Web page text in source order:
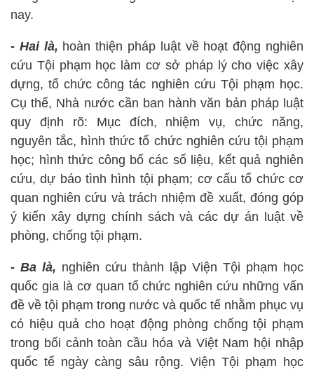
nay.
- Hai là, hoàn thiện pháp luật về hoạt động nghiên
cứu Tội phạm học làm cơ sở pháp lý cho việc xây
dựng, tổ chức công tác nghiên cứu Tội phạm học.
Cụ thể, Nhà nước cần ban hành văn bản pháp luật
quy định rõ: Mục đích, nhiệm vụ, chức năng,
nguyên tắc, hình thức tổ chức nghiên cứu tội phạm
học; hình thức công bố các số liệu, kết quả nghiên
cứu, dự báo tình hình tội phạm; cơ cấu tổ chức cơ
quan nghiên cứu và trách nhiệm đề xuất, đóng góp
ý kiến xây dựng chính sách và các dự án luật về
phòng, chống tội phạm.
- Ba là, nghiên cứu thành lập Viện Tội phạm học
quốc gia là cơ quan tổ chức nghiên cứu những vấn
đề về tội phạm trong nước và quốc tế nhằm phục vụ
có hiệu quả cho hoạt động phòng chống tội phạm
trong bối cảnh toàn cầu hóa và Việt Nam hội nhập
quốc tế ngày càng sâu rộng. Viện Tội phạm học